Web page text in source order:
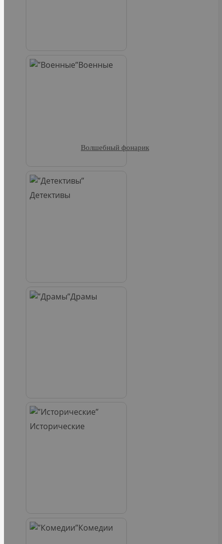
Военные
Детективы
Драмы
Исторические
Комедии
Волшебный фонарик